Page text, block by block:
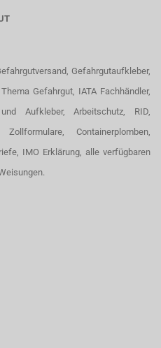
Gefahrgutaufkleber,
Gefahrgut, IATA Fachhändler,
Aufkleber, Arbeitschutz, RID,
Containerplomben,
IMO Erklärung, alle verfügbaren